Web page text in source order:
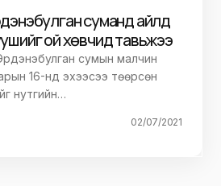
суманд айлд
ой хөвчид тавьжээ
сумын малчин
16-нд эхээсээ төөрсөн
нутгийн…
02/07/2021